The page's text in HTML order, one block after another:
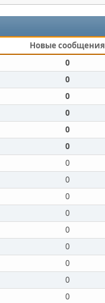
Новые сообщения
0
0
0
0
0
0
0
0
0
0
0
0
0
0
0